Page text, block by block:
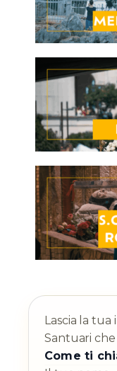
Lascia la
Santuari che
Come ti